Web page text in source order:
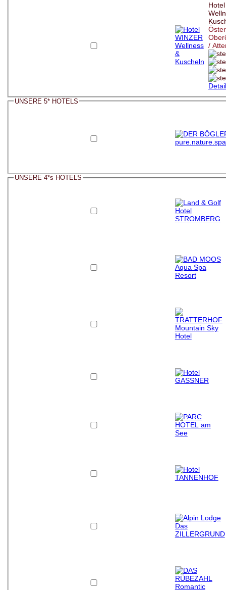
/
UNSERE 5* HOTELS
UNSERE 4*s HOTELS